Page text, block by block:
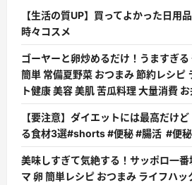
【生活の質UP】買ってよかった日用
時々コスメ
ゴーヤーと卵炒めるだけ！うますぎ
簡単 常備夏野菜 おつまみ 節約レシピ
ト健康 美容 美肌 苦瓜料理 大量消費
【要注意】ダイエットには最高だけ
る食材3選#shorts #便秘 #腸活 #便
美味しすぎて気絶する！サッポロ一
マ 卵 簡単レシピ おつまみ ライフハッ